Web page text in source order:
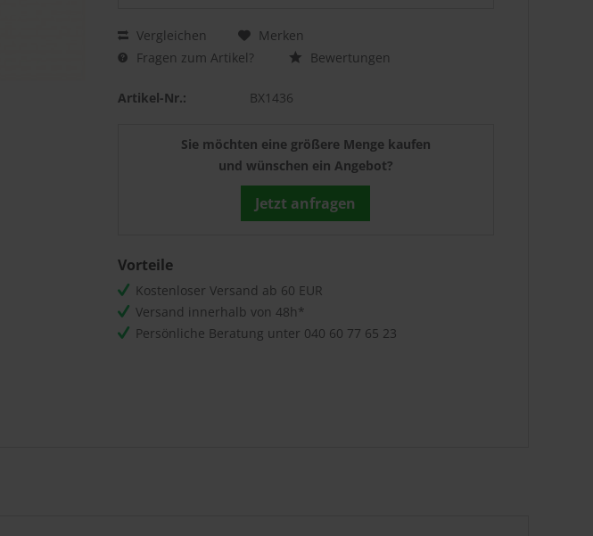
Vergleichen
Merken
Fragen zum Artikel?
Bewertungen
Artikel-Nr.: BX1436
Sie möchten eine größere Menge kaufen
und wünschen ein Angebot?
Jetzt anfragen
Vorteile
Kostenloser Versand ab 60 EUR
Versand innerhalb von 48h*
Persönliche Beratung unter 040 60 77 65 23